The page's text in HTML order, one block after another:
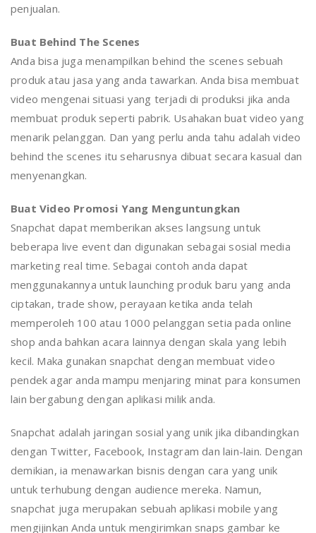
penjualan.
Buat Behind The Scenes
Anda bisa juga menampilkan behind the scenes sebuah
produk atau jasa yang anda tawarkan. Anda bisa membuat
video mengenai situasi yang terjadi di produksi jika anda
membuat produk seperti pabrik. Usahakan buat video yang
menarik pelanggan. Dan yang perlu anda tahu adalah video
behind the scenes itu seharusnya dibuat secara kasual dan
menyenangkan.
Buat Video Promosi Yang Menguntungkan
Snapchat dapat memberikan akses langsung untuk
beberapa live event dan digunakan sebagai sosial media
marketing real time. Sebagai contoh anda dapat
menggunakannya untuk launching produk baru yang anda
ciptakan, trade show, perayaan ketika anda telah
memperoleh 100 atau 1000 pelanggan setia pada online
shop anda bahkan acara lainnya dengan skala yang lebih
kecil. Maka gunakan snapchat dengan membuat video
pendek agar anda mampu menjaring minat para konsumen
lain bergabung dengan aplikasi milik anda.
Snapchat adalah jaringan sosial yang unik jika dibandingkan
dengan Twitter, Facebook, Instagram dan lain-lain. Dengan
demikian, ia menawarkan bisnis dengan cara yang unik
untuk terhubung dengan audience mereka. Namun,
snapchat juga merupakan sebuah aplikasi mobile yang
mengijinkan Anda untuk mengirimkan snaps gambar ke